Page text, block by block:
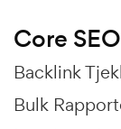
Core
Backlink
Bulk